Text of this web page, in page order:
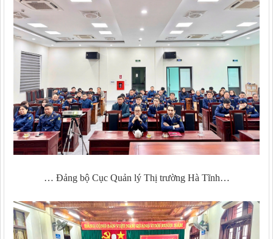
… Đảng bộ Cục Quản lý Thị trường Hà Tĩnh…